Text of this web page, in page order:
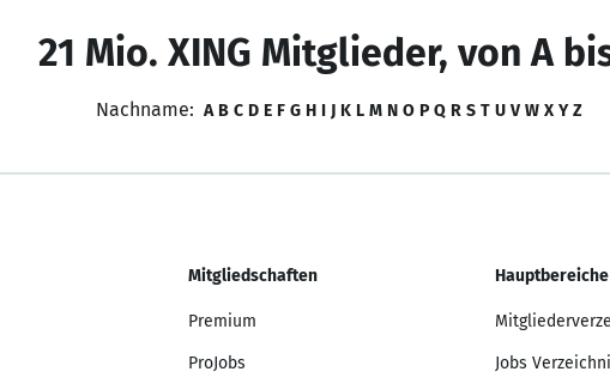
21 Mio. XING Mitglieder, von A
Nachname: A B C D E F G H I J K L M N O P Q R S T U V W X Y Z
Mitgliedschaften
Premium
ProJobs
Hauptbereiche
Jobs